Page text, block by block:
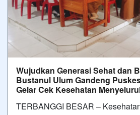
Wujudkan Generasi Sehat dan
Bustanul Ulum Gandeng
Gelar Cek Kesehatan
TERBANGGI BESAR –